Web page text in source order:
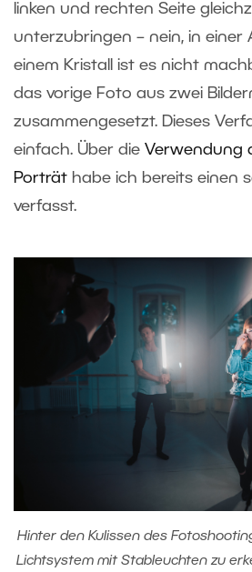
linken und rechten Seite
unterzubringen – nein, in
einem Kristall ist es nicht
das vorige Foto aus zwei
zusammengesetzt. Dieses
einfach. Über die Verwendung
Porträt habe ich bereits einen
verfasst.
Hinter den Kulissen des
Lichtsystem mit Stableuchten zu